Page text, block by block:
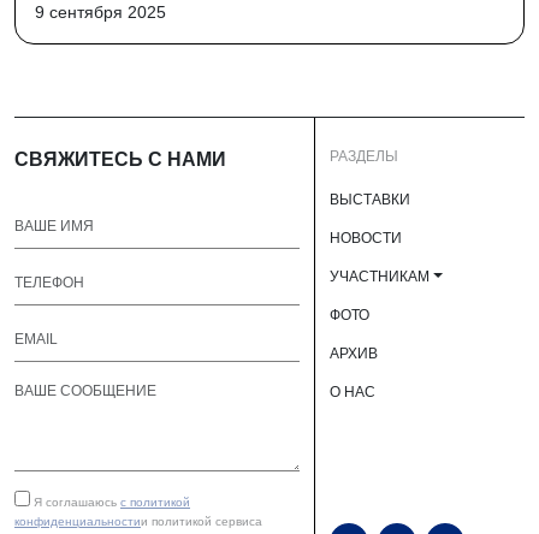
9 сентября 2025
СВЯЖИТЕСЬ С НАМИ
Я соглашаюсь с политикой
конфиденциальностии политикой сервиса
РАЗДЕЛЫ
ВЫСТАВКИ
НОВОСТИ
УЧАСТНИКАМ
ФОТО
АРХИВ
О НАС